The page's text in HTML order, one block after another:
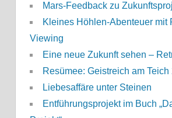
Mars-Feedback zu
Kleines Höhlen-Abenteuer mit
Viewing
Eine neue Zukunft sehen –
Resümee: Geistreich am Teich
Liebesaffäre unter Steinen
Entführungsprojekt im Buch